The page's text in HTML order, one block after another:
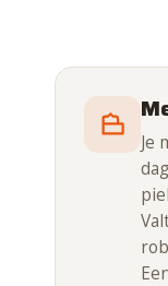
Je